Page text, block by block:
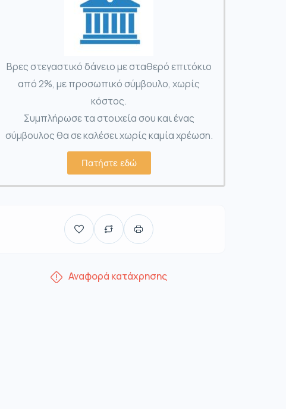
Βρες στεγαστικό δάνειο με σταθερό επιτόκιο
από 2%, με προσωπικό σύμβουλο, χωρίς
κόστος.
Συμπλήρωσε τα στοιχεία σου και ένας
σύμβουλος θα σε καλέσει χωρίς καμία χρέωση.
Πατήστε εδώ
Αναφορά κατάχρησης